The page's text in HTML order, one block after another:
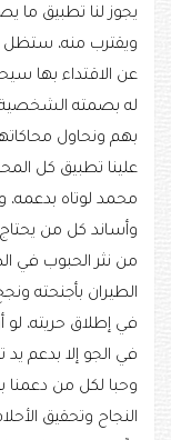
يجوز لنا تطبيق ما
ويقترب منه، ستظل
عن الاقتداء بها
له بصمته
بهم ونحاول
علينا تطبيق كل
محمد لوتاه بدعمه،
وأساند كل من
من نثر الحبوب في
الطيران بأجنحته
في إطلاق حريته، لو
في الجو إلا بدعم
وحبا لكل من
النجاح وتحقيق